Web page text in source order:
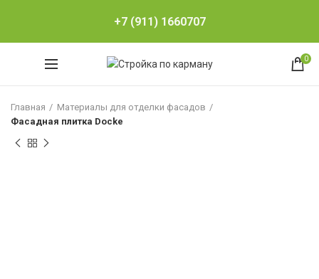
+7 (911) 1660707
0
Главная
Материалы для отделки фасадов
Фасадная плитка Docke